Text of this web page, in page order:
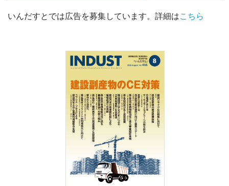
いんだすとでは広告を募集しています。詳細はこちら